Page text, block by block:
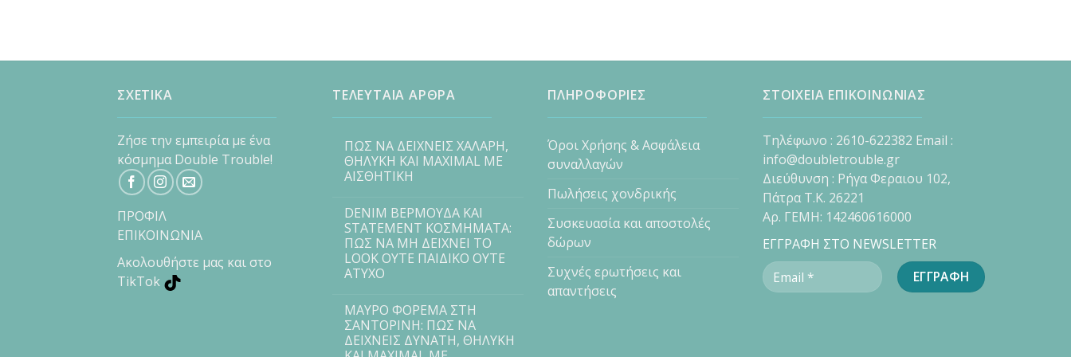
ΣΧΕΤΙΚΑ
Ζήσε την εμπειρία με ένα
κόσμημα Double Trouble!
ΠΡΟΦΙΛ
ΕΠΙΚΟΙΝΩΝΙΑ
Ακολουθήστε μας και στο
TikTok
ΤΕΛΕΥΤΑΙΑ ΑΡΘΡΑ
ΠΩΣ ΝΑ ΔΕΙΧΝΕΙΣ ΧΑΛΑΡΗ,
ΘΗΛΥΚΗ ΚΑΙ MAXIMAL ΜΕ
ΑΙΣΘΗΤΙΚΗ
DENIM ΒΕΡΜΟΥΔΑ ΚΑΙ
STATEMENT ΚΟΣΜΗΜΑΤΑ:
ΠΩΣ ΝΑ ΜΗ ΔΕΙΧΝΕΙ ΤΟ
LOOK ΟΥΤΕ ΠΑΙΔΙΚΟ ΟΥΤΕ
ΑΤΥΧΟ
ΜΑΥΡΟ ΦΟΡΕΜΑ ΣΤΗ
ΣΑΝΤΟΡΙΝΗ: ΠΩΣ ΝΑ
ΔΕΙΧΝΕΙΣ ΔΥΝΑΤΗ, ΘΗΛΥΚΗ
ΠΛΗΡΟΦΟΡΙΕΣ
Όροι Χρήσης & Ασφάλεια
συναλλαγών
Πωλήσεις χονδρικής
Συσκευασία και αποστολές
δώρων
Συχνές ερωτήσεις και
απαντήσεις
ΣΤΟΙΧΕΙΑ ΕΠΙΚΟΙΝΩΝΙΑΣ
Τηλέφωνο : 2610-622382 Email :
info@doubletrouble.gr
Διεύθυνση : Ρήγα Φεραιου 102,
Πάτρα Τ.Κ. 26221
Αρ. ΓΕΜΗ: 142460616000
ΕΓΓΡΑΦΗ ΣΤΟ NEWSLETTER